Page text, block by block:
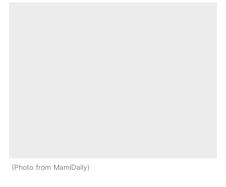
Photo from MamiDaily